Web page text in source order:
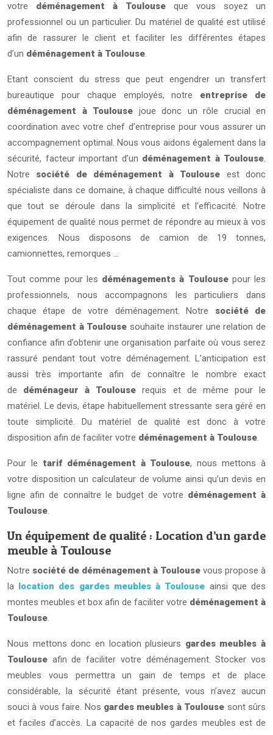
votre déménagement à Toulouse que vous soyez un
professionnel ou un particulier. Du matériel de qualité est utilisé
afin de rassurer le client et faciliter les différentes étapes
d’un déménagement à Toulouse.
Etant conscient du stress que peut engendrer un transfert
bureautique pour chaque employés, notre entreprise de
déménagement à Toulouse joue donc un rôle crucial en
coordination avec votre chef d’entreprise pour vous assurer un
accompagnement optimal. Nous vous aidons également dans la
sécurité, facteur important d’un déménagement à Toulouse.
Notre société de déménagement à Toulouse est donc
spécialiste dans ce domaine, à chaque difficulté nous veillons à
que tout se déroule dans la simplicité et l’efficacité. Notre
équipement de qualité nous permet de répondre au mieux à vos
exigences. Nous disposons de camion de 19 tonnes,
camionnettes, remorques …
Tout comme pour les déménagements à Toulousepour les
professionnels, nous accompagnons les particuliers dans
chaque étape de votre déménagement. Notre société de
déménagement à Toulouse souhaite instaurer une relation de
confiance afin d’obtenir une organisation parfaite où vous serez
rassuré pendant tout votre déménagement. L’anticipation est
aussi très importante afin de connaître le nombre exact
de déménageur à Toulouse requis et de même pour le
matériel. Le devis, étape habituellement stressante sera géré en
toute simplicité. Du matériel de qualité est donc à votre
disposition afin de faciliter votre déménagement à Toulouse.
Pour le tarif déménagement à Toulouse, nous mettons à
votre disposition un calculateur de volume ainsi qu’un devis en
ligne afin de connaître le budget de votre déménagement à
Toulouse.
Un équipement de qualité : Location d’un garde
meuble à Toulouse
Notre société de déménagement à Toulouse vous propose à
la location des gardes meubles à Toulouse ainsi que des
montes meubles et box afin de faciliter votre déménagement à
Toulouse.
Nous mettons donc en location plusieurs gardes meubles à
Toulouse afin de faciliter votre déménagement. Stocker vos
meubles vous permettra un gain de temps et de place
considérable, la sécurité étant présente, vous n’avez aucun
souci à vous faire. Nos gardes meubles à Toulouse sont sûrs
et faciles d’accès. La capacité de nos gardes meubles est de